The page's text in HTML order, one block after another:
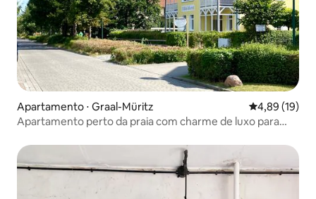
Apartamento ⋅ Graal-Müritz 4,89 de uma
4,89 (19)
Apartamento perto da praia com charme de luxo para